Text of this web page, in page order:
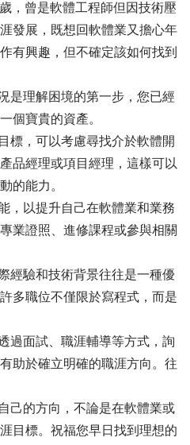
，曾是軟體工程師但因技術壓
發展，既想回軟體業又擔心年
有興趣，但不確定該如何找到
是理解困境的第一步，您已經
個寶貴的資產。
標，可以考慮尋找介於軟體開
品經理或項目經理，這樣可以
的能力。
，以提升自己在軟體業和業務
業證照、進修課程或參與相關
經驗和技術背景往往是一種優
多職位不僅限於寫程式，而是
過面試、職涯輔導等方式，詢
助於確立明確的職涯方向。往
己的方向，不論是在軟體業或
目標。祝福您早日找到理想的